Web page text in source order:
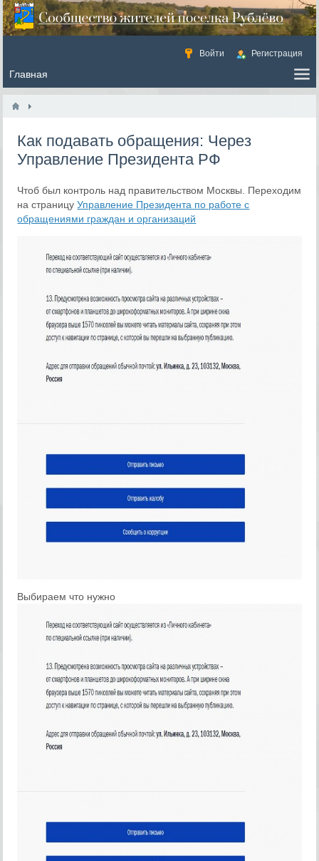
Войти Регистрация
Как подавать обращения: Через
Управление Президента РФ
Чтоб был контроль над правительством Москвы. Переходим
на страницуУправление Президента по работе с
обращениями граждан и организаций
Выбираем что нужно